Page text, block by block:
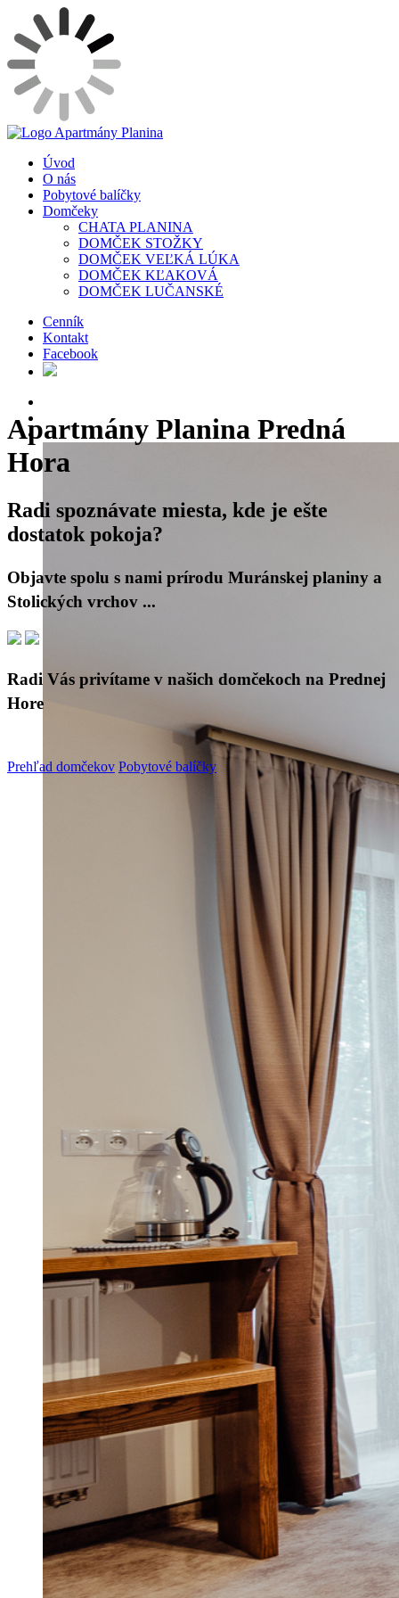
Úvod
O nás
Pobytové balíčky
Domčeky
CHATA PLANINA
DOMČEK STOŽKY
DOMČEK VEĽKÁ LÚKA
DOMČEK KĽAKOVÁ
DOMČEK LUČANSKÉ
Cenník
Kontakt
Facebook
Apartmány Planina Predná
Hora
Radi spoznávate miesta, kde je ešte
dostatok pokoja?
Objavte spolu s nami prírodu Muránskej planiny a
Stolických vrchov ...
Radi Vás privítame v našich domčekoch na Prednej
Hore
Prehľad domčekov Pobytové balíčky